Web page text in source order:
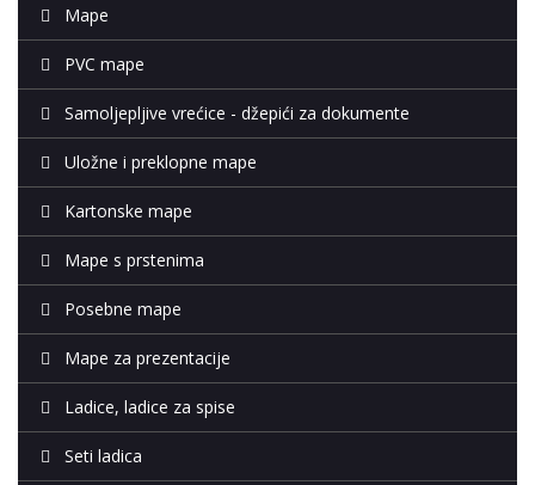
Mape
PVC mape
Samoljepljive vrećice - džepići za dokumente
Uložne i preklopne mape
Kartonske mape
Mape s prstenima
Posebne mape
Mape za prezentacije
Ladice, ladice za spise
Seti ladica